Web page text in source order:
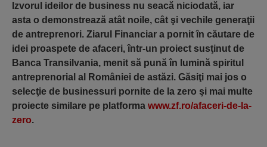
Izvorul ideilor de business nu seacă niciodată, iar
asta o demonstrează atât noile, cât şi vechile generaţii
de antreprenori. Ziarul Financiar a pornit în căutare de
idei proaspete de afaceri, într-un proiect susţinut de
Banca Transilvania, menit să pună în lumină spiritul
antreprenorial al României de astăzi. Găsiţi mai jos o
selecţie de businessuri pornite de la zero şi mai multe
proiecte similare pe platforma www.zf.ro/afaceri-de-la-
zero.